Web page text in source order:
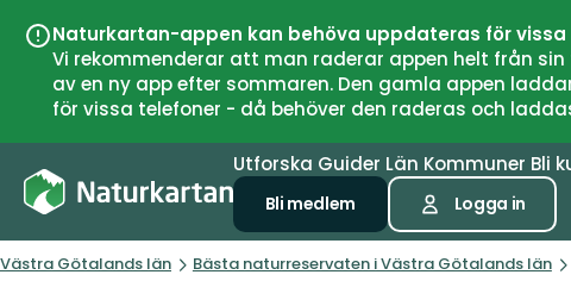
Naturkartan-appen kan behöva uppdateras för
Vi rekommenderar att man raderar appen helt från
av en ny app efter sommaren. Den gamla appen
för vissa telefoner - då behöver den raderas och
Utforska Guider Län Kommuner Bli
Bli medlem Logga in
Västra Götalands län Bästa naturreservaten i Västra Götalands län